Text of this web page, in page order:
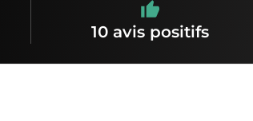
10 avis positifs